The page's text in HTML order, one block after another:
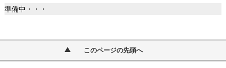
準備中・・・
このページの先頭へ